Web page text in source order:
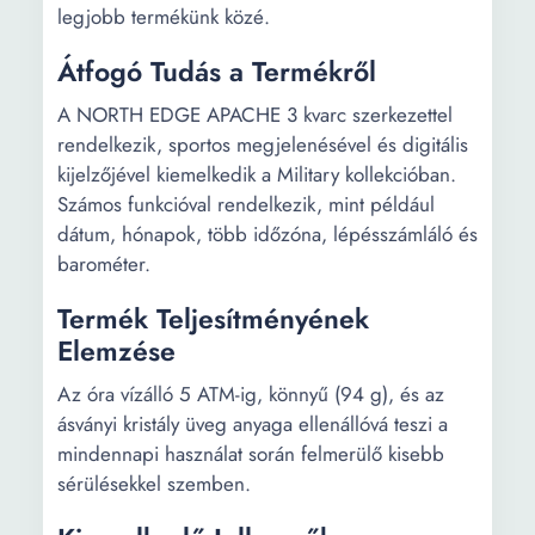
legjobb termékünk közé.
Átfogó Tudás a Termékről
A NORTH EDGE APACHE 3 kvarc szerkezettel
rendelkezik, sportos megjelenésével és digitális
kijelzőjével kiemelkedik a Military kollekcióban.
Számos funkcióval rendelkezik, mint például
dátum, hónapok, több időzóna, lépésszámláló és
barométer.
Termék Teljesítményének
Elemzése
Az óra vízálló 5 ATM-ig, könnyű (94 g), és az
ásványi kristály üveg anyaga ellenállóvá teszi a
mindennapi használat során felmerülő kisebb
sérülésekkel szemben.